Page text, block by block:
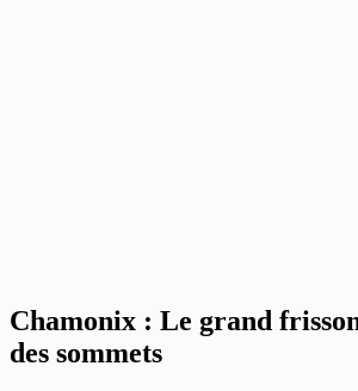
Chamonix : Le grand
des sommets